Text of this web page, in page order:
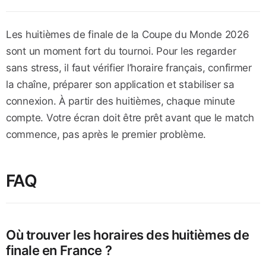
Les huitièmes de finale de la Coupe du Monde 2026
sont un moment fort du tournoi. Pour les regarder
sans stress, il faut vérifier l’horaire français, confirmer
la chaîne, préparer son application et stabiliser sa
connexion. À partir des huitièmes, chaque minute
compte. Votre écran doit être prêt avant que le match
commence, pas après le premier problème.
FAQ
Où trouver les horaires des huitièmes de
finale en France ?